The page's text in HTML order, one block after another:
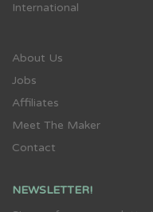
International
About Us
Jobs
Affiliates
Meet The Maker
Contact
NEWSLETTER!